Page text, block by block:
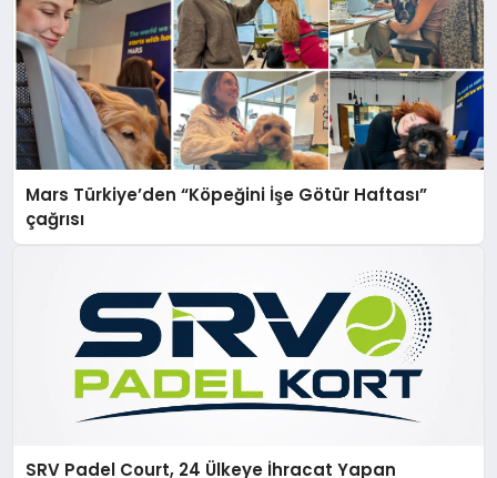
Mars Türkiye’den “Köpeğini İşe Götür Haftası”
çağrısı
SRV Padel Court, 24 Ülkeye İhracat Yapan